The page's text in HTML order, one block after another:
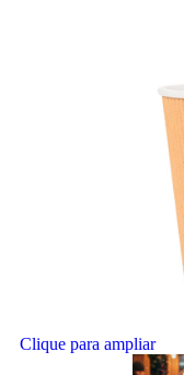
Clique para ampliar